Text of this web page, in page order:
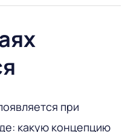
при
какую концепцию